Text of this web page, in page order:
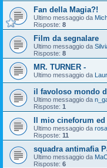
Fan della Magia?!
Ultimo messaggio da
Risposte: 8
Film da segnalare
Ultimo messaggio da
Risposte: 8
MR. TURNER -
Ultimo messaggio da
il favoloso mondo
Ultimo messaggio da
Risposte: 1
Il mio cineforum
Ultimo messaggio da
Risposte: 11
squadra antimafia
Ultimo messaggio da
Risposte: 6